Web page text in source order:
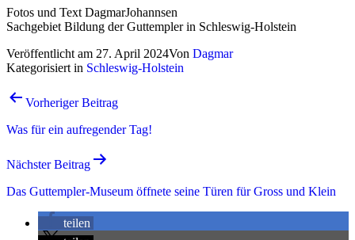
Fotos und Text DagmarJohannsen
Sachgebiet Bildung der Guttempler in Schleswig-Holstein
Veröffentlicht am 27. April 2024Von Dagmar
Kategorisiert in Schleswig-Holstein
Beitrags-
Vorheriger Beitrag
Was für ein aufregender Tag!
Nächster Beitrag
Das Guttempler-Museum öffnete seine Türen für Gross und Klein
teilen